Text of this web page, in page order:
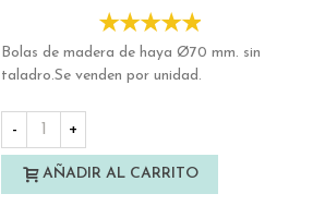
Bolas de madera de haya Ø70 mm. sin
taladro.Se venden por unidad.
- +
AÑADIR AL CARRITO